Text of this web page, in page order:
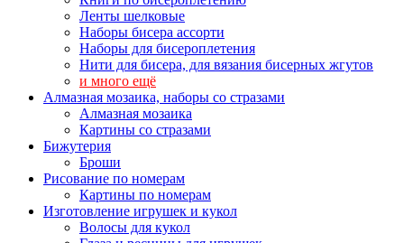
Ленты шелковые
Наборы бисера ассорти
Наборы для бисероплетения
Нити для бисера, для вязания бисерных жгутов
и много ещё
Алмазная мозаика, наборы со стразами
Алмазная мозаика
Картины co стразами
Бижутерия
Броши
Рисование по номерам
Картины по номерам
Изготовление игрушек и кукол
Волосы для кукол